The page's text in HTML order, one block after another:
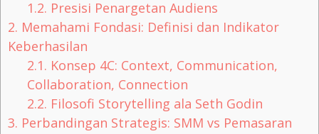
1.2. Presisi Penargetan Audiens
2. Memahami Fondasi: Definisi dan Indikator
Keberhasilan
2.1. Konsep 4C: Context, Communication,
Collaboration, Connection
2.2. Filosofi Storytelling ala Seth Godin
3. Perbandingan Strategis: SMM vs Pemasaran